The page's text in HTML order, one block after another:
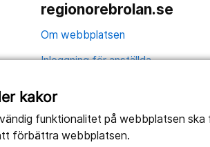
kakor
funktionalitet på webbplatsen
förbättra webbplatsen.
regionorebrolan.se
Om webbplatsen
Inloggning för anställda
Webbplatsens tillgänglighet